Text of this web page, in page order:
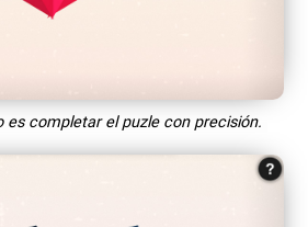
es completar el puzle con precisión.